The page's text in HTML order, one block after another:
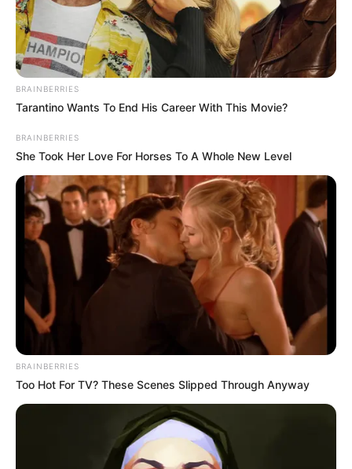
BRAINBERRIES
Tarantino Wants To End His Career With This Movie?
BRAINBERRIES
She Took Her Love For Horses To A Whole New Level
BRAINBERRIES
Too Hot For TV? These Scenes Slipped Through Anyway